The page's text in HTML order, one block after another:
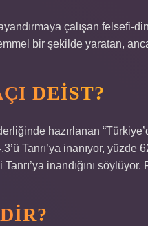
çalışan felsefi-
bir şekilde yaratan,
DEIST?
hazırlanan
Tanrı’ya inanıyor, yüzde
inandığını